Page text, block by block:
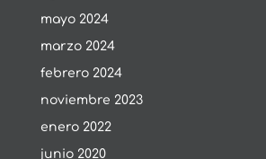
mayo 2024
marzo 2024
febrero 2024
noviembre 2023
enero 2022
junio 2020